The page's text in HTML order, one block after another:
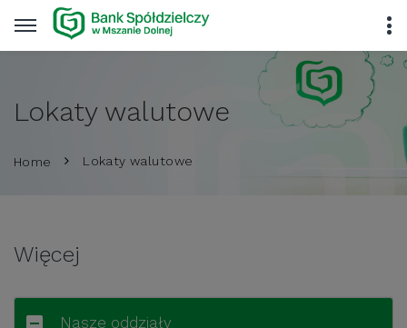
Lokaty walutowe
Home Lokaty walutowe
Więcej
Nasze oddziały